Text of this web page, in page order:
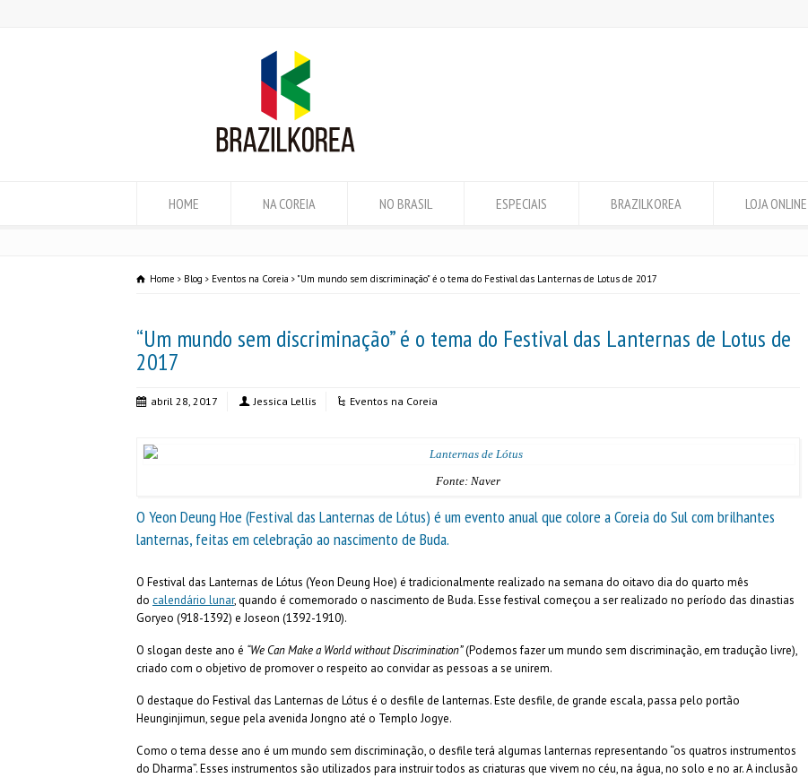
HOME NA COREIA NO BRASIL ESPECIAIS BRAZILKOREA LOJA ONLINE
Home Blog Eventos na Coreia "Um mundo sem discriminação" é o tema do Festival das Lanternas de Lotus de 2017
“Um mundo sem discriminação” é o tema do Festival das Lanternas de Lotus de
2017
abril 28, 2017 Jessica Lellis Eventos na Coreia
Fonte: Naver
O Yeon Deung Hoe (Festival das Lanternas de Lótus) é um evento anual que colore a Coreia do Sul com brilhantes
lanternas, feitas em celebração ao nascimento de Buda.
O Festival das Lanternas de Lótus (Yeon Deung Hoe) é tradicionalmente realizado na semana do oitavo dia do quarto mês
do calendário lunar, quando é comemorado o nascimento de Buda. Esse festival começou a ser realizado no período das dinastias
Goryeo (918-1392) e Joseon (1392-1910).
O slogan deste ano é “We Can Make a World without Discrimination”(Podemos fazer um mundo sem discriminação, em tradução livre),
criado com o objetivo de promover o respeito ao convidar as pessoas a se unirem.
O destaque do Festival das Lanternas de Lótus é o desfile de lanternas. Este desfile, de grande escala, passa pelo portão
Heunginjimun, segue pela avenida Jongno até o Templo Jogye.
Como o tema desse ano é um mundo sem discriminação, o desfile terá algumas lanternas representando “os quatros instrumentos
do Dharma”. Esses instrumentos são utilizados para instruir todos as criaturas que vivem no céu, na água, no solo e no ar. A inclusão